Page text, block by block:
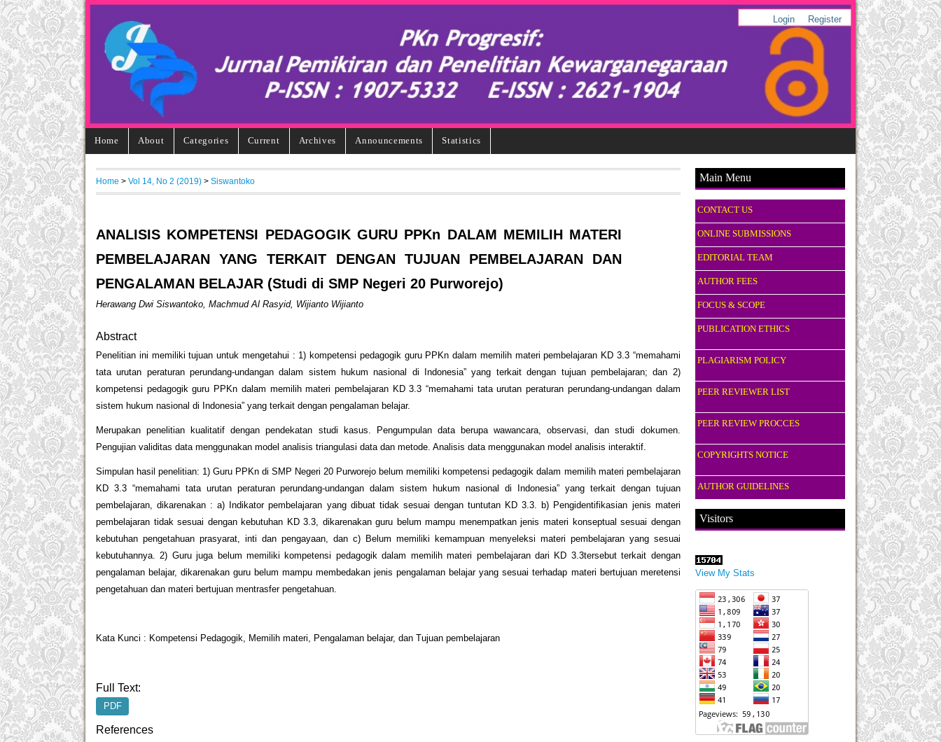
Login Register
Home About Categories Current Archives Announcements Statistics
Main Menu
CONTACT US
ONLINE SUBMISSIONS
EDITORIAL TEAM
AUTHOR FEES
FOCUS & SCOPE
PUBLICATION ETHICS
PLAGIARISM POLICY
PEER REVIEWER LIST
PEER REVIEW PROCCES
COPYRIGHTS NOTICE
AUTHOR GUIDELINES
Visitors
View My Stats
Home > Vol 14, No 2 (2019) > Siswantoko
ANALISIS KOMPETENSI PEDAGOGIK GURU PPKn DALAM MEMILIH MATERI
PEMBELAJARAN YANG TERKAIT DENGAN TUJUAN PEMBELAJARAN DAN
PENGALAMAN BELAJAR (Studi di SMP Negeri 20 Purworejo)
Herawang Dwi Siswantoko, Machmud Al Rasyid, Wijianto Wijianto
Abstract
Penelitian ini memiliki tujuan untuk mengetahui : 1) kompetensi pedagogik guru PPKn dalam memilih materi pembelajaran KD 3.3 “memahami
tata urutan peraturan perundang-undangan dalam sistem hukum nasional di Indonesia” yang terkait dengan tujuan pembelajaran; dan 2)
kompetensi pedagogik guru PPKn dalam memilih materi pembelajaran KD 3.3 “memahami tata urutan peraturan perundang-undangan dalam
sistem hukum nasional di Indonesia” yang terkait dengan pengalaman belajar.
Merupakan penelitian kualitatif dengan pendekatan studi kasus. Pengumpulan data berupa wawancara, observasi, dan studi dokumen.
Pengujian validitas data menggunakan model analisis triangulasi data dan metode. Analisis data menggunakan model analisis interaktif.
Simpulan hasil penelitian: 1) Guru PPKn di SMP Negeri 20 Purworejo belum memiliki kompetensi pedagogik dalam memilih materi pembelajaran
KD 3.3 “memahami tata urutan peraturan perundang-undangan dalam sistem hukum nasional di Indonesia” yang terkait dengan tujuan
pembelajaran, dikarenakan : a) Indikator pembelajaran yang dibuat tidak sesuai dengan tuntutan KD 3.3. b) Pengidentifikasian jenis materi
pembelajaran tidak sesuai dengan kebutuhan KD 3.3, dikarenakan guru belum mampu menempatkan jenis materi konseptual sesuai dengan
kebutuhan pengetahuan prasyarat, inti dan pengayaan, dan c) Belum memiliki kemampuan menyeleksi materi pembelajaran yang sesuai
kebutuhannya. 2) Guru juga belum memiliki kompetensi pedagogik dalam memilih materi pembelajaran dari KD 3.3tersebut terkait dengan
pengalaman belajar, dikarenakan guru belum mampu membedakan jenis pengalaman belajar yang sesuai terhadap materi bertujuan meretensi
pengetahuan dan materi bertujuan mentrasfer pengetahuan.
Kata Kunci : Kompetensi Pedagogik, Memilih materi, Pengalaman belajar, dan Tujuan pembelajaran
Full Text:
PDF
References